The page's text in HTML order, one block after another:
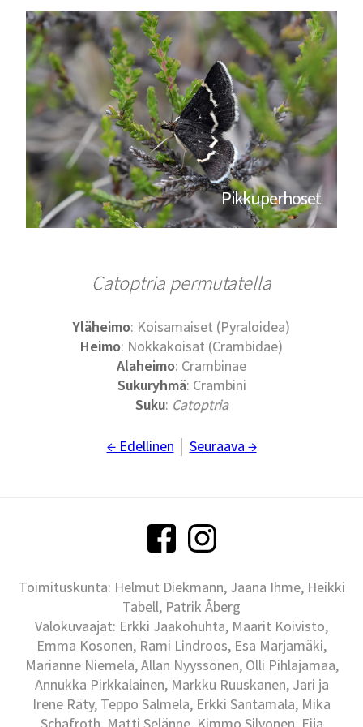
Pikkuperhoset
Catoptria permutatella
Yläheimo: Koisamaiset (Pyraloidea)
Heimo: Nokkakoisat (Crambidae)
Alaheimo: Crambinae
Sukuryhmä: Crambini
Suku: Catoptria
← Edellinen Seuraava →
Toimituskunta: Helmut Diekmann, Jaana Ihme, Heikki
Tabell, Patrik Åberg
Valokuvaajat: Erkki Jaakohuhta, Maarit Koivisto,
Emma Kosonen, Rami Lindroos, Esa Marjamäki,
Marianne Niemelä, Allan Nyyssönen, Olli Pihlajamaa,
Annukka Pirkkalainen, Markku Ruuskanen, Jari ja
Irene Räty, Teppo Salmela, Erkki Santamala, Mika